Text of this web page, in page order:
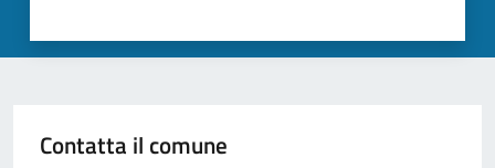
Contatta il comune